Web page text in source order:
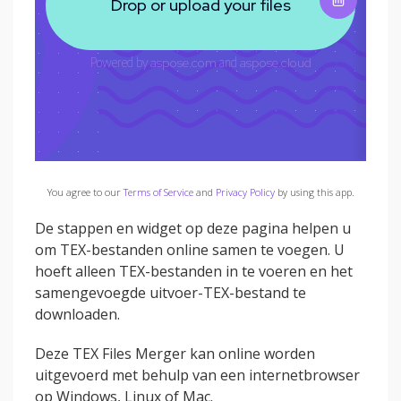
You agree to ourTerms of Serviceand Privacy Policyby using this app.
De stappen en widget op deze pagina helpen u
om TEX-bestanden online samen te voegen. U
hoeft alleen TEX-bestanden in te voeren en het
samengevoegde uitvoer-TEX-bestand te
downloaden.
Deze TEX Files Merger kan online worden
uitgevoerd met behulp van een internetbrowser
op Windows, Linux of Mac.